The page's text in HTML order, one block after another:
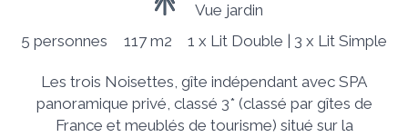
Vue jardin
5 personnes
117 m2 1 x Lit Double 3 x Lit Simple
Les trois Noisettes, gîte indépendant avec SPA
panoramique privé, classé 3* (classé par gîtes de
France et meublés de tourisme) situé sur la